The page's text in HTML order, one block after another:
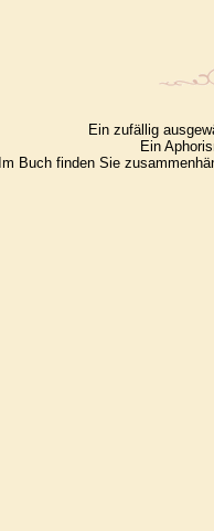
Ein zufällig
Ein
Im Buch finden Sie